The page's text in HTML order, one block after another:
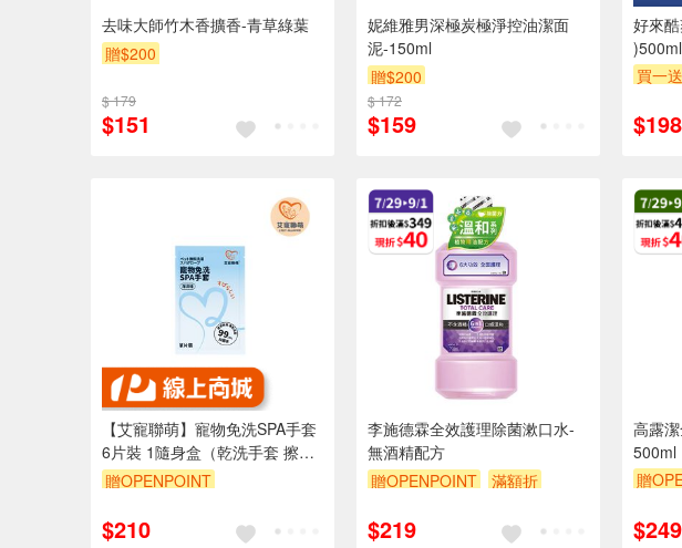
去味大師竹木香擴香-青草綠葉
贈$200
$ 179
$151
妮維雅男深極炭極淨控油潔面
泥-150ml
贈$200
$ 172
$159
好來
)500ml
買一
$198
【艾寵聯萌】寵物免洗SPA手套
6片裝 1隨身盒（乾洗手套 擦澡
手套 狗洗澡套 貓乾洗澡 寵物濕
贈OPENPOINT
（運費不算在 2000 元的範圍
$210
李施德霖全效護理除菌漱口水-
無酒精配方
贈OPENPOINT
滿額折
$219
高露
500ml
贈
$249